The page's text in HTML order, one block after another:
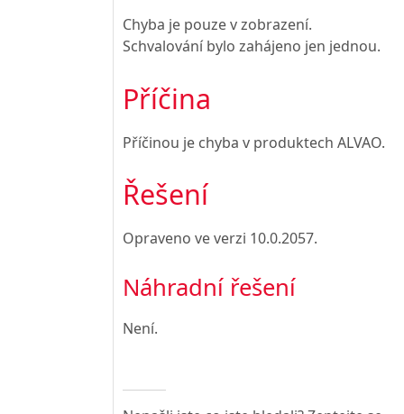
Chyba je pouze v zobrazení.
Schvalování bylo zahájeno jen jednou.
Příčina
Příčinou je chyba v produktech ALVAO.
Řešení
Opraveno ve verzi 10.0.2057.
Náhradní řešení
Není.